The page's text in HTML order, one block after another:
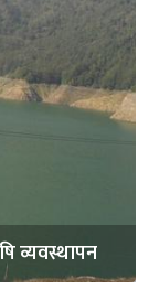
व्यवस्थापन